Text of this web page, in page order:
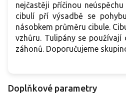
nejčastěji příčinou
cibulí pří výsadbě se
násobkem průměru cibule.
vzhůru. Tulipány se používají
záhonů. Doporučujeme
Doplňkové parametry